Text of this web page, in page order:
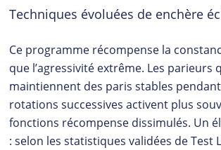
Techniques évoluées de enchère
Ce programme récompense la
que l’agressivité extrême. Les parieurs
maintiennent des paris stables
rotations successives activent plus
fonctions récompense dissimulés. Un
: selon les statistiques validées de Test